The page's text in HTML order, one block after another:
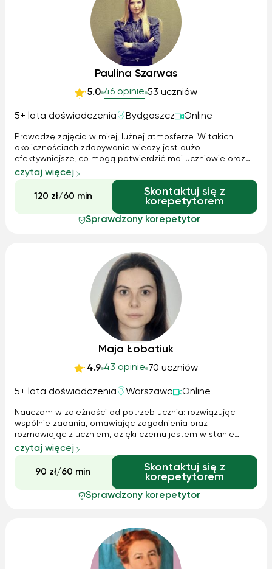
Paulina Szarwas
5.0 46 opinie 53 uczniów
5+ lata doświadczenia Bydgoszcz Online
Prowadzę zajęcia w miłej, luźnej atmosferze. W takich
okolicznościach zdobywanie wiedzy jest dużo
efektywniejsze, co mogą potwierdzić moi uczniowie oraz
ich rodzice. Zawsze staram się dopasować do
indywidualnych wymagań ucznia i wkładam w to całe serce.
czytaj więcej
120 zł/60 min
Skontaktuj się z
korepetytorem
Sprawdzony korepetytor
Maja Łobatiuk
4.9 43 opinie 70 uczniów
5+ lata doświadczenia Warszawa Online
Nauczam w zależności od potrzeb ucznia: rozwiązując
wspólnie zadania, omawiając zagadnienia oraz
rozmawiając z uczniem, dzięki czemu jestem w stanie
ocenić stan jego faktycznej wiedzy. W zależności od
potrzeb ucznia możemy pracować na podstawie planu,
który sama opracowałam do mojej matury, ale możemy się
skupić również na tym, czego w danym momencie
potrzebuje osoba zainteresowana.
czytaj więcej
90 zł/60 min
Skontaktuj się z
korepetytorem
Sprawdzony korepetytor